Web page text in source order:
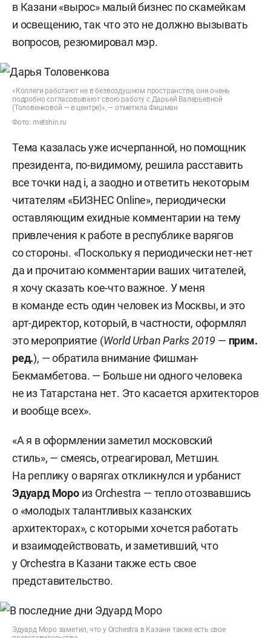
в Казани «вырос» малый бизнес по скамейкам
и освещению, так что это не должно вызывать
вопросов, резюмировал мэр.
«Коллеги работают не в безвоздушном пространстве, они очень
подробно согласовывают свою работу с Дарьей Валерьевной
(Толовенковой — в центре)», — отметила Фишман
Фото: metshin.ru
Тема казалась уже исчерпанной, но помощник
президента, по-видимому, решила расставить
все точки над i, а заодно и ответить некоторым
читателям «БИЗНЕС Online», периодически
оставляющим ехидные комментарии на тему
привлечения к работе в республике варягов
со стороны. «Поскольку я периодически нет-нет
да и прочитаю комментарии ваших читателей,
я хочу сказать кое-что важное. У меня
в команде есть один человек из Москвы, и это
арт-директор, который, в частности, оформлял
это мероприятие (World Urban Parks 2019 — прим.
ред.), — обратила внимание Фишман-
Бекмамбетова. — Больше ни одного человека
не из Татарстана нет. Это касается архитекторов
и вообще всех».
«А я в оформлении заметил московский
стиль», — смеясь, отреагировал, Метшин.
На реплику о варягах откликнулся и урбанист
Эдуард Мороиз Orchestra — тепло отозвавшись
о «молодых талантливых казанских
архитекторах», с которыми хочется работать
и взаимодействовать, и заметивший, что
у Orchestra в Казани также есть свое
представительство.
Эдуард Моро заметил, что у Orchestra в Казани также есть свое